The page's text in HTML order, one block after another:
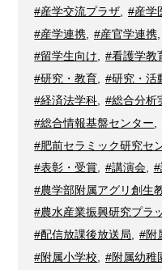
#産学交流プラザ
#産学
#産学連携
#産官学連携,
#留学生向け, #看護学教
#研究・教育
#研究・活
#経済法学科, #総合分析
#総合情報基盤センター
#肥前セラミック研究セ
#表彰・受賞, #講演会,
#農学部附属アグリ創生
#農水産業振興研究プラ
#配信放課後放送局
#附
#附属小学校
#附属幼稚